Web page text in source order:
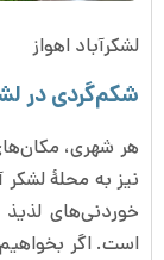
لشکرآباد اهواز
شکم‌گردی در
هر شهری،
نیز به محلۀ
خوردنی‌های
است. اگر